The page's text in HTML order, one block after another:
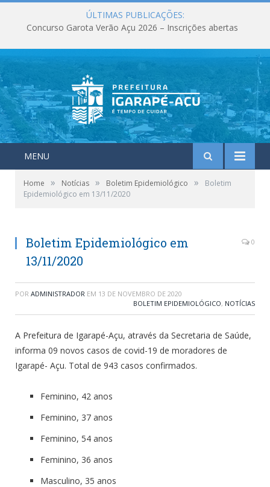
ÚLTIMAS PUBLICAÇÕES:
Concurso Garota Verão Açu 2026 – Inscrições abertas
MENU
Home » Notícias » Boletim Epidemiológico »
Boletim
Epidemiológico em 13/11/2020
Boletim Epidemiológico em
13/11/2020
0
POR ADMINISTRADOR EM 13 DE NOVEMBRO DE 2020
BOLETIM EPIDEMIOLÓGICO, NOTÍCIAS
A Prefeitura de Igarapé-Açu, através da Secretaria de Saúde,
informa 09 novos casos de covid-19 de moradores de
Igarapé- Açu. Total de 943 casos confirmados.
Feminino, 42 anos
Feminino, 37 anos
Feminino, 54 anos
Feminino, 36 anos
Masculino, 35 anos